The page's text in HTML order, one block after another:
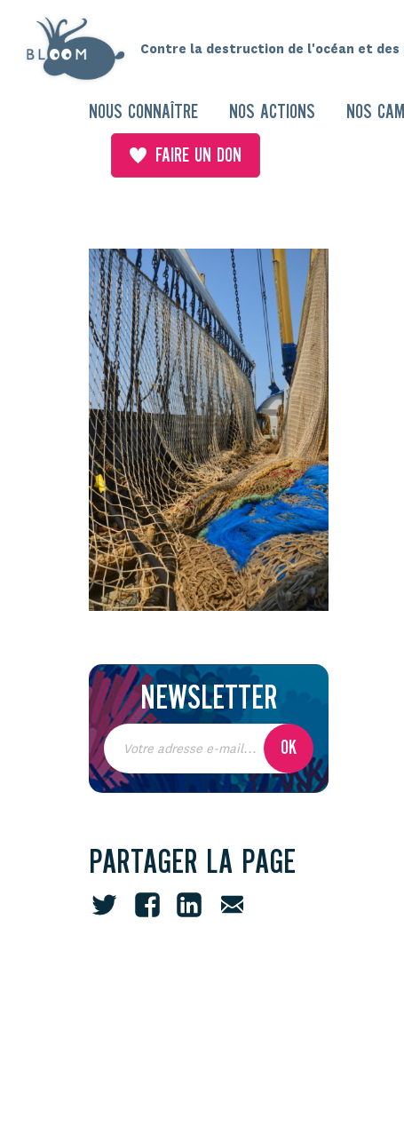
Contre la destruction de l'océan et des
NOUS CONNAÎTRE NOS ACTIONS NOS
FAIRE UN DON
NEWSLETTER
PARTAGER LA PAGE